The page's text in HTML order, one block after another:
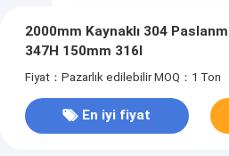
2000mm Kaynaklı 304
347H 150mm 316l
Fiyat：Pazarlık edilebilir MOQ：1 Ton
En iyi fiyat